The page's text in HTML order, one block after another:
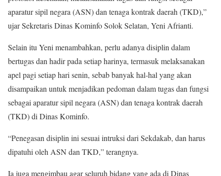
aparatur sipil negara (ASN) dan tenaga kontrak daerah (TKD),”
ujar Sekretaris Dinas Kominfo Solok Selatan, Yeni Afrianti.
Selain itu Yeni menambahkan, perlu adanya disiplin dalam
bertugas dan hadir pada setiap harinya, termasuk melaksanakan
apel pagi setiap hari senin, sebab banyak hal-hal yang akan
disampaikan untuk menjadikan pedoman dalam tugas dan fungsi
sebagai aparatur sipil negara (ASN) dan tenaga kontrak daerah
(TKD) di Dinas Kominfo.
“Penegasan disiplin ini sesuai intruksi dari Sekdakab, dan harus
dipatuhi oleh ASN dan TKD,” terangnya.
Ia juga mengimbau agar seluruh bidang yang ada di Dinas